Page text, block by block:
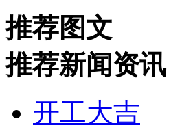
推荐图文
推荐新闻资讯
开工大吉